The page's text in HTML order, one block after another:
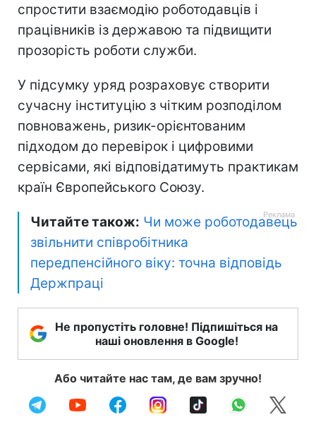
спростити взаємодію роботодавців і
працівників із державою та підвищити
прозорість роботи служби.
У підсумку уряд розраховує створити
сучасну інституцію з чітким розподілом
повноважень, ризик-орієнтованим
підходом до перевірок і цифровими
сервісами, які відповідатимуть практикам
країн Європейського Союзу.
Читайте також: Чи може роботодавець
звільнити співробітника
передпенсійного віку: точна відповідь
Держпраці
Не пропустіть головне! Підпишіться на
наші оновлення в Google!
Або читайте нас там, де вам зручно!